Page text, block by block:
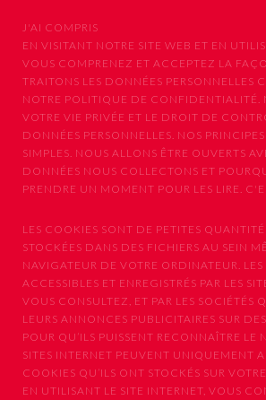
J'AI COMPRIS
EN VISITANT NOTRE SITE WEB ET EN
VOUS COMPRENEZ ET ACCEPTEZ LA
TRAITONS LES DONNÉES PERSONNELLES
NOTRE POLITIQUE DE CONFIDENTIALITÉ.
VOTRE VIE PRIVÉE ET LE DROIT DE
DONNÉES PERSONNELLES. NOS
SIMPLES. NOUS ALLONS ÊTRE OUVERTS
DONNÉES NOUS COLLECTONS ET
PRENDRE UN MOMENT POUR LES LIRE.
LES COOKIES SONT DE PETITES
STOCKÉES DANS DES FICHIERS AU SEIN
NAVIGATEUR DE VOTRE ORDINATEUR.
ACCESSIBLES ET ENREGISTRÉS PAR LES
VOUS CONSULTEZ, ET PAR LES SOCIÉTÉS
LEURS ANNONCES PUBLICITAIRES SUR
POUR QU’ILS PUISSENT RECONNAÎTRE LE
SITES INTERNET PEUVENT UNIQUEMENT
COOKIES QU’ILS ONT STOCKÉS SUR
EN UTILISANT LE SITE INTERNET, VOUS